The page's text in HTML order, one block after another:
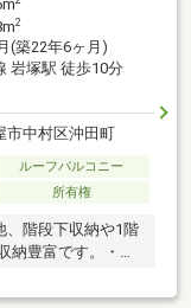
2
(築22年6ヶ月)
岩塚駅 徒歩10分
市中村区沖田町
ルーフバルコニー
所有権
、階段下収納や1階
納豊富です。・玄
・1620坪タイプの